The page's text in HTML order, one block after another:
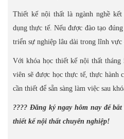
Thiết kế nội thất là ngành nghề
dụng thực tế. Nếu được đào tạo
triển sự nghiệp lâu dài trong lĩnh vực
Với khóa học thiết kế nội thất
viên sẽ được học thực tế, thực hành
cần thiết để sẵn sàng làm việc sau
???? Đăng ký ngay hôm nay để
thiết kế nội thất chuyên nghiệp!